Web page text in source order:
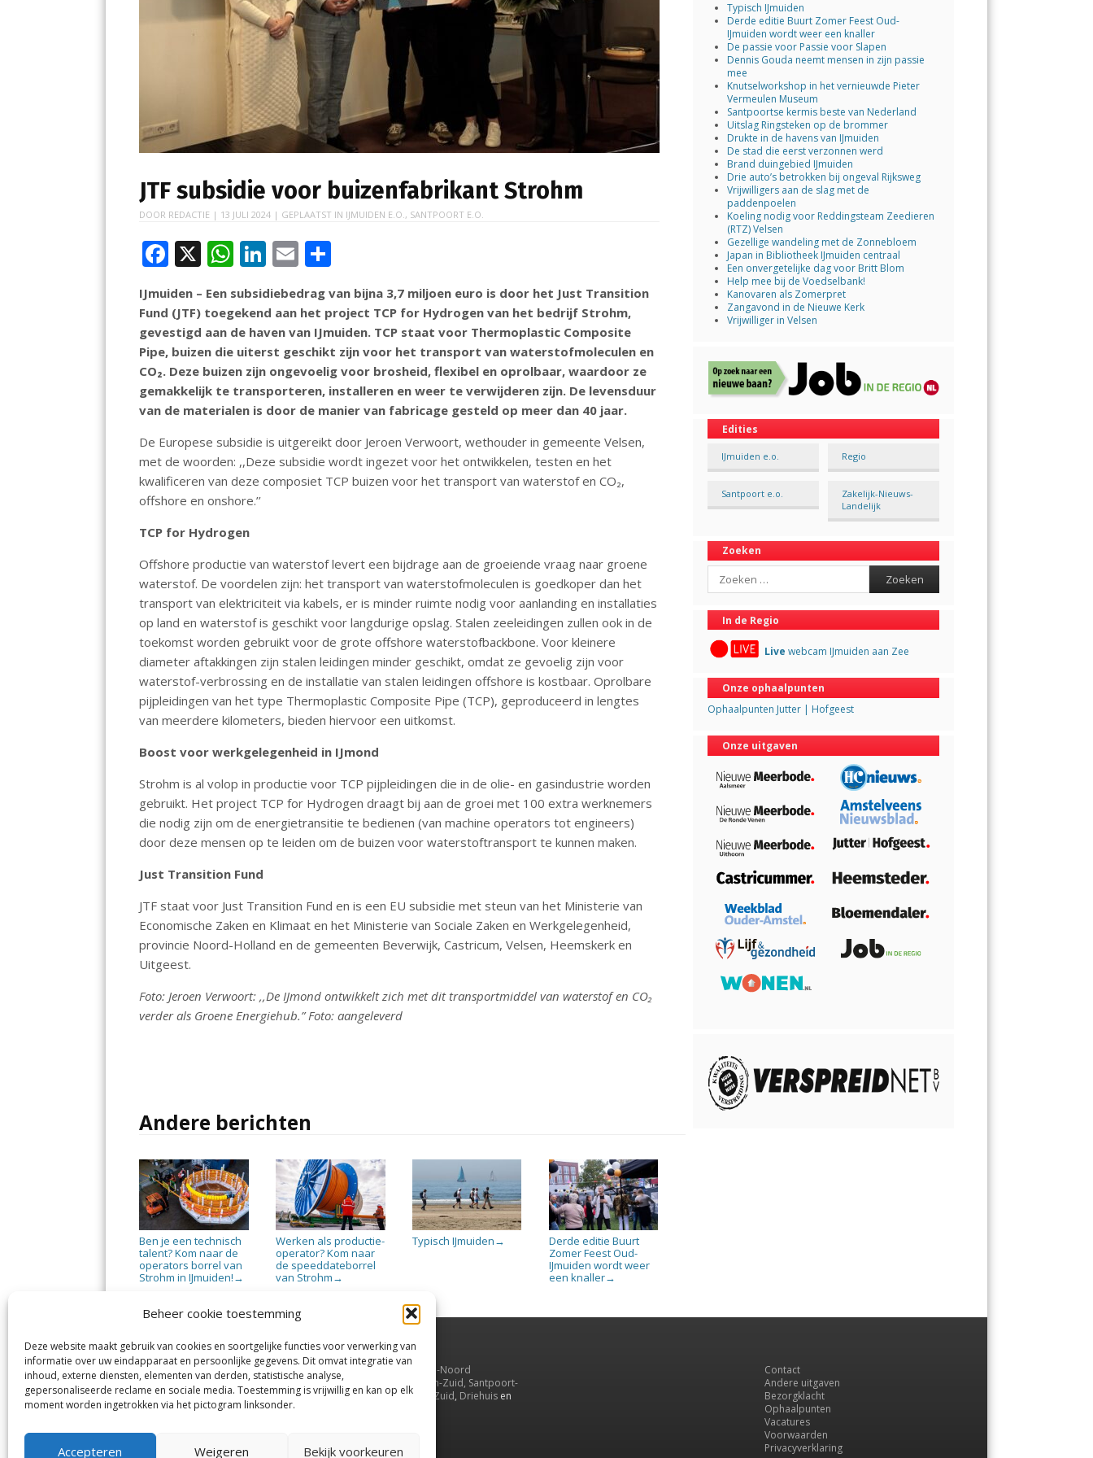
Beheer cookie toestemming
Deze website maakt gebruik van cookies en soortgelijke functies voor verwerking van
informatie over uw eindapparaat en persoonlijke gegevens. Dit omvat integratie van
inhoud, externe diensten, elementen van derden, statistische analyse,
gepersonaliseerde reclame en sociale media. Toestemming is vrijwillig en kan op elk
moment worden ingetrokken via het pictogram linksonder.
Accepteren Weigeren Bekijk voorkeuren
JTF subsidie voor buizenfabrikant Strohm
DOOR REDACTIE | 13 JULI 2024 | GEPLAATST IN IJMUIDEN E.O., SANTPOORT E.O.
F
ac
e
b
o
o
k
X W
h
at
s
A
p
p
Li
n
k
e
dI
n
E
m
ai
l
e
n
IJmuiden – Een subsidiebedrag van bijna 3,7 miljoen euro is door het Just Transition
Fund (JTF) toegekend aan het project TCP for Hydrogen van het bedrijf Strohm,
gevestigd aan de haven van IJmuiden. TCP staat voor Thermoplastic Composite
Pipe, buizen die uiterst geschikt zijn voor het transport van waterstofmoleculen en
CO₂. Deze buizen zijn ongevoelig voor brosheid, flexibel en oprolbaar, waardoor ze
gemakkelijk te transporteren, installeren en weer te verwijderen zijn. De levensduur
van de materialen is door de manier van fabricage gesteld op meer dan 40 jaar.
De Europese subsidie is uitgereikt door Jeroen Verwoort, wethouder in gemeente Velsen,
met de woorden: ,,Deze subsidie wordt ingezet voor het ontwikkelen, testen en het
kwalificeren van deze composiet TCP buizen voor het transport van waterstof en CO₂,
offshore en onshore.’’
TCP for Hydrogen
Offshore productie van waterstof levert een bijdrage aan de groeiende vraag naar groene
waterstof. De voordelen zijn: het transport van waterstofmoleculen is goedkoper dan het
transport van elektriciteit via kabels, er is minder ruimte nodig voor aanlanding en installaties
op land en waterstof is geschikt voor langdurige opslag. Stalen zeeleidingen zullen ook in de
toekomst worden gebruikt voor de grote offshore waterstofbackbone. Voor kleinere
diameter aftakkingen zijn stalen leidingen minder geschikt, omdat ze gevoelig zijn voor
waterstof-verbrossing en de installatie van stalen leidingen offshore is kostbaar. Oprolbare
pijpleidingen van het type Thermoplastic Composite Pipe (TCP), geproduceerd in lengtes
van meerdere kilometers, bieden hiervoor een uitkomst.
Boost voor werkgelegenheid in IJmond
Strohm is al volop in productie voor TCP pijpleidingen die in de olie- en gasindustrie worden
gebruikt. Het project TCP for Hydrogen draagt bij aan de groei met 100 extra werknemers
die nodig zijn om de energietransitie te bedienen (van machine operators tot engineers)
door deze mensen op te leiden om de buizen voor waterstoftransport te kunnen maken.
Just Transition Fund
JTF staat voor Just Transition Fund en is een EU subsidie met steun van het Ministerie van
Economische Zaken en Klimaat en het Ministerie van Sociale Zaken en Werkgelegenheid,
provincie Noord-Holland en de gemeenten Beverwijk, Castricum, Velsen, Heemskerk en
Uitgeest.
Foto: Jeroen Verwoort: ,,De IJmond ontwikkelt zich met dit transportmiddel van waterstof en CO₂
verder als Groene Energiehub.” Foto: aangeleverd
Andere berichten
Ben je een technisch
talent? Kom naar de
operators borrel van
Strohm in IJmuiden! →
Werken als productie-
operator? Kom naar
de speeddateborrel
van Strohm →
Typisch IJmuiden →
Derde editie Buurt
Zomer Feest Oud-
IJmuiden wordt weer
een knaller→
Typisch IJmuiden
Derde editie Buurt Zomer Feest Oud-
IJmuiden wordt weer een knaller
De passie voor Passie voor Slapen
Dennis Gouda neemt mensen in zijn passie
mee
Knutselworkshop in het vernieuwde Pieter
Vermeulen Museum
Santpoortse kermis beste van Nederland
Uitslag Ringsteken op de brommer
Drukte in de havens van IJmuiden
De stad die eerst verzonnen werd
Brand duingebied IJmuiden
Drie auto’s betrokken bij ongeval Rijksweg
Vrijwilligers aan de slag met de
paddenpoelen
Koeling nodig voor Reddingsteam Zeedieren
(RTZ) Velsen
Gezellige wandeling met de Zonnebloem
Japan in Bibliotheek IJmuiden centraal
Een onvergetelijke dag voor Britt Blom
Help mee bij de Voedselbank!
Kanovaren als Zomerpret
Zangavond in de Nieuwe Kerk
Vrijwilliger in Velsen
Edities
IJmuiden e.o. Regio
Santpoort e.o.
Zakelijk-Nieuws-
Landelijk
Zoeken
Search
In de Regio
Live webcam IJmuiden aan Zee
Onze ophaalpunten
Ophaalpunten Jutter | Hofgeest
Onze uitgaven
Jutter | Hofgeest
Margadantstraat 34
1976 DN IJmuiden
0255-533900
IJmuiden,
Velsen-Noord
Velserbroek
,Velsen-Zuid, Santpoort-
Noord, Santpoort-Zuid, Driehuisen
Contact
Andere uitgaven
Bezorgklacht
Ophaalpunten
Vacatures
Voorwaarden
Privacyverklaring